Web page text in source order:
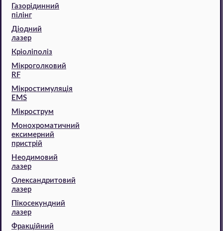
Газорідинний
пілінг
Діодний
лазер
Кріоліполіз
Мікроголковий
RF
Мікростимуляція
EMS
Мікрострум
Монохроматичний
ексимерний
пристрій
Неодимовий
лазер
Олександритовий
лазер
Пікосекундний
лазер
Фракційний